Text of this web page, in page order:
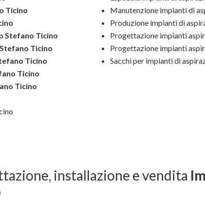
Ticino
Stefano Ticino
Ticino
Ticino
Ticino
Ticino
Manutenzione impianti di
Produzione impianti di
Progettazione impianti
Progettazione impianti
Sacchi per impianti di
installazione e vendita